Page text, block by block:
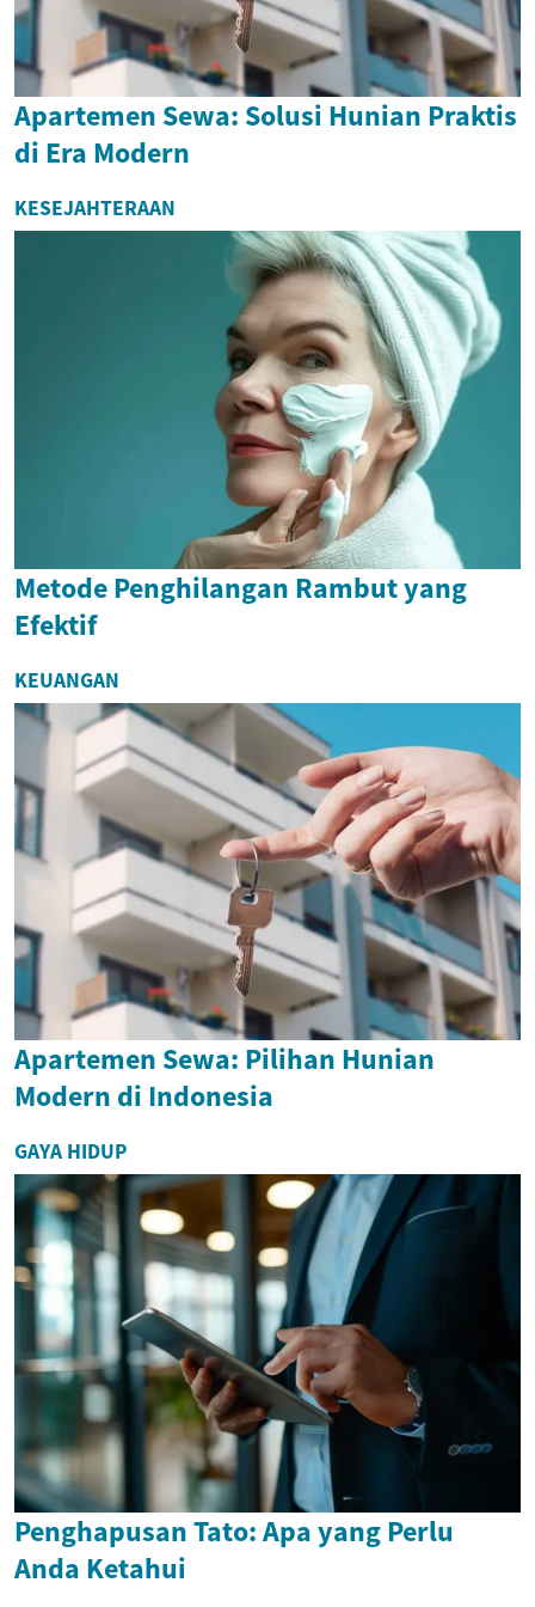
Apartemen Sewa: Solusi Hunian Praktis
di Era Modern
KESEJAHTERAAN
Metode Penghilangan Rambut yang
Efektif
KEUANGAN
Apartemen Sewa: Pilihan Hunian
Modern di Indonesia
GAYA HIDUP
Penghapusan Tato: Apa yang Perlu
Anda Ketahui